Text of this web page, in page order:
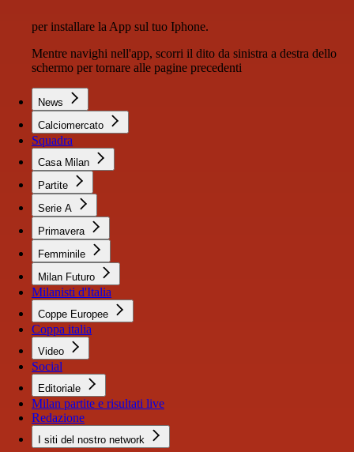
per installare la App sul tuo Iphone.
Mentre navighi nell'app, scorri il dito da sinistra a destra dello
schermo per tornare alle pagine precedenti
News
Calciomercato
Squadra
Casa Milan
Partite
Serie A
Primavera
Femminile
Milan Futuro
Milanisti d'Italia
Coppe Europee
Coppa italia
Video
Social
Editoriale
Milan partite e risultati live
Redazione
I siti del nostro network